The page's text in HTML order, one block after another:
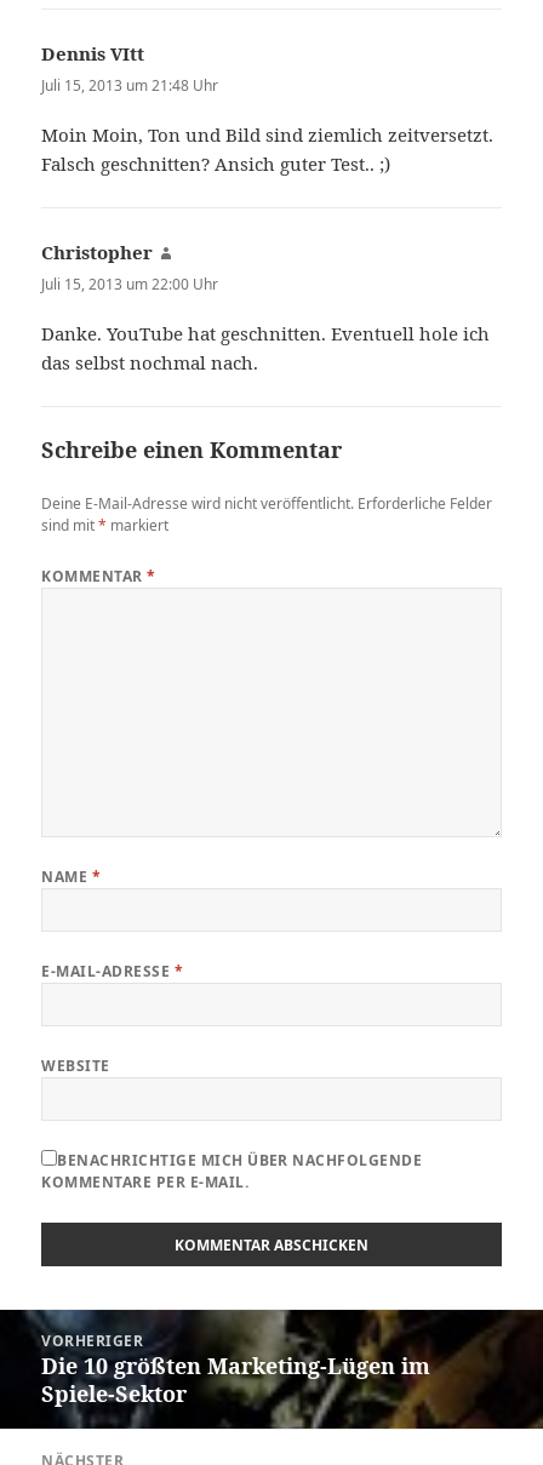
Dennis VItt
Juli 15, 2013 um 21:48 Uhr
Moin Moin, Ton und Bild sind ziemlich zeitversetzt.
Falsch geschnitten? Ansich guter Test.. ;)
Christopher
Juli 15, 2013 um 22:00 Uhr
Danke. YouTube hat geschnitten. Eventuell hole ich
das selbst nochmal nach.
Schreibe einen Kommentar
Deine E-Mail-Adresse wird nicht veröffentlicht. Erforderliche Felder
sind mit* markiert
KOMMENTAR*
NAME *
E-MAIL-ADRESSE *
WEBSITE
BENACHRICHTIGE MICH ÜBER NACHFOLGENDE
KOMMENTARE PER E-MAIL.
Beitragsnavigation
VORHERIGER
Vorheriger
Beitrag:
Die 10 größten Marketing-Lügen im
Spiele-Sektor